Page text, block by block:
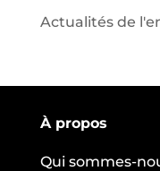
Actualités de
À propos
Qui sommes-